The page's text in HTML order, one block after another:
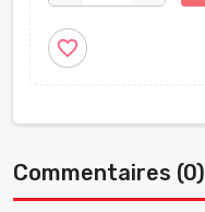
favorite_border
Commentaires (0)